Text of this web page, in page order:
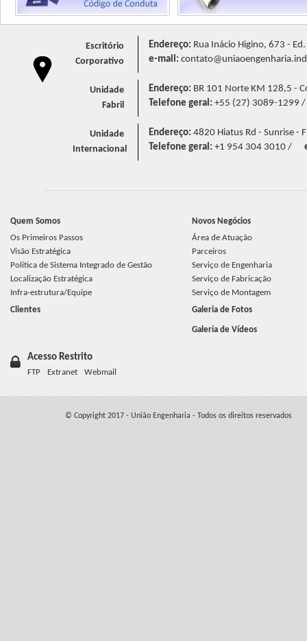
Escritório
Corporativo
Endereço: Rua Inácio Higino, 673 -
e-mail:
Unidade
Fabril
Endereço: BR 101 Norte KM 128,5 -
Telefone geral: +55 (27) 3089-1299 /
Unidade
Internacional
Endereço: 4820 Hiatus Rd - Sunrise -
Telefone geral: +1 954 304 3010 /
Quem Somos
Os Primeiros Passos
Visão Estratégica
Política de Sistema Integrado de Gestão
Localização Estratégica
Infra-estrutura/Equipe
Clientes
Novos Negócios
Área de Atuação
Parceiros
Serviço de Engenharia
Serviço de Fabricação
Serviço de Montagem
Galeria de Fotos
Galeria de Vídeos
Acesso Restrito
FTP Extranet Webmail
© Copyright 2017 - União Engenharia - Todos os direitos reservados